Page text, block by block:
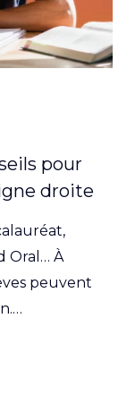
pour
droite
Oral… À
peuvent